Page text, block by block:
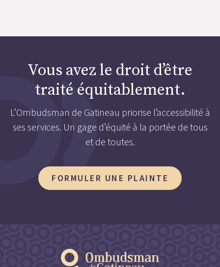
Vous avez le droit d’être
traité équitablement.
L’Ombudsman de Gatineau priorise l’accessibilité à
ses services. Un gage d’équité à la portée de tous
et de toutes.
FORMULER UNE PLAINTE